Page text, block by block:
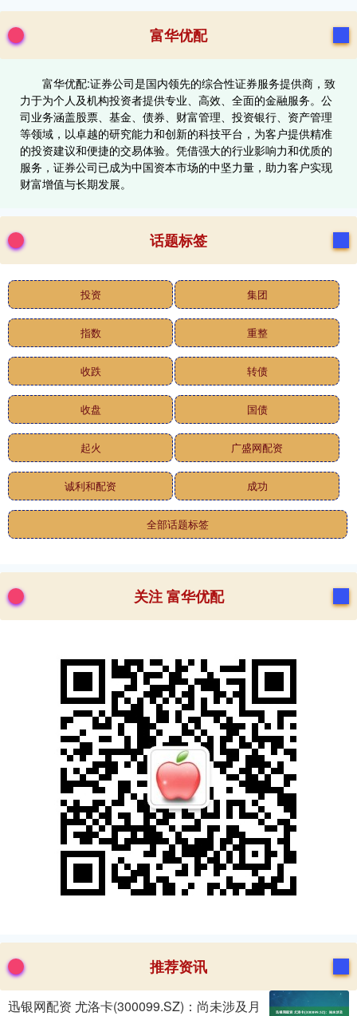
富华优配
富华优配:证券公司是国内领先的综合性证券服务提供商，致
力于为个人及机构投资者提供专业、高效、全面的金融服务。公
司业务涵盖股票、基金、债券、财富管理、投资银行、资产管理
等领域，以卓越的研究能力和创新的科技平台，为客户提供精准
的投资建议和便捷的交易体验。凭借强大的行业影响力和优质的
服务，证券公司已成为中国资本市场的中坚力量，助力客户实现
财富增值与长期发展。
话题标签
投资 集团
指数 重整
收跌 转债
收盘 国债
起火 广盛网配资
诚利和配资 成功
全部话题标签
关注 富华优配
推荐资讯
迅银网配资 尤洛卡(300099.SZ)：尚未涉及月